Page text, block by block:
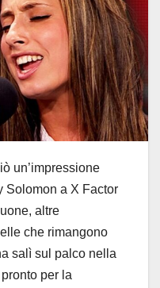
un’impressione
Solomon a X Factor
altre
che rimangono
salì sul palco nella
per la